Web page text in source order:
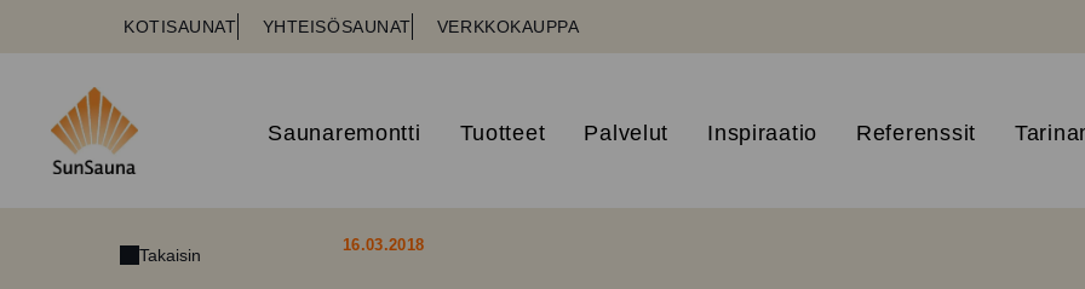
KOTISAUNAT YHTEISÖSAUNAT VERKKOKAUPPA
Saunaremontti Tuotteet Palvelut Inspiraatio Referenssit
Takaisin 16.03.2018